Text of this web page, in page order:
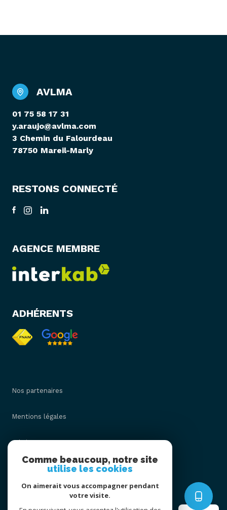
AVLMA
01 75 58 17 31
y.araujo@avlma.com
3 Chemin du Falourdeau
78750 Mareil-Marly
RESTONS CONNECTÉ
AGENCE MEMBRE
ADHÉRENTS
Nos partenaires
Mentions légales
Admin
Nos honoraires
Comme beaucoup, notre site
utilise les cookies
On aimerait vous accompagner pendant
votre visite.